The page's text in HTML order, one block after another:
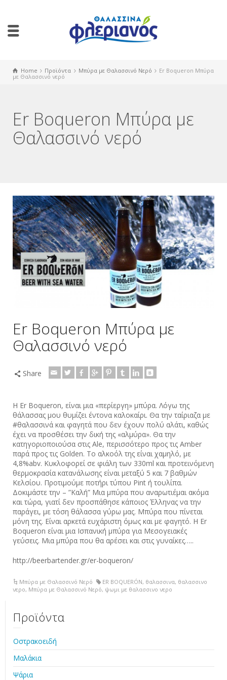
Home Προϊόντα Μπύρα με Θαλασσινό Νερό
‎Er‬ ‪Boqueron Μπύρα
με Θαλασσινό νερό
‎Er‬ ‪Boqueron Μπύρα με
Θαλασσινό νερό
‎Er‬ ‪Boqueron Μπύρα με
Θαλασσινό νερό
Share
Η ‪‎Er‬ ‪‎Boqueron‬, είναι μια «περίεργη» ‪μπύρα‬. Λόγω της
θάλασσας μου θυμίζει έντονα καλοκαίρι. Θα την ταίριαζα με
‪#‎θαλασσινά‬ και φαγητά που δεν έχουν πολύ αλάτι, καθώς
έχει να προσθέσει την δική της «αλμύρα». Θα την
κατηγοριοποιούσα στις Ale, περισσότερο προς τις Amber
παρά προς τις Golden. Το αλκοόλ της είναι χαμηλό, με
4,8%abv. Κυκλοφορεί σε φιάλη των 330ml και προτεινόμενη
θερμοκρασία κατανάλωσης είναι μεταξύ 5 και 7 βαθμών
Κελσίου. Προτιμούμε ποτήρι τύπου Pint ή τουλίπα.
Δοκιμάστε την – ”Καλή” Μια μπύρα που αναρωτιέμαι ακόμα
και τώρα, γιατί δεν προσπάθησε κάποιος Έλληνας να την
παράγει, με τόση θάλασσα γύρω μας. Μπύρα που πίνεται
μόνη της. Είναι αρκετά ευχάριστη όμως και με φαγητό. Η Er
Boqueron είναι μια Ισπανική μπύρα για ‪Μεσογειακές‬
‪‎γεύσεις‬. Μια μπύρα που θα αρέσει και στις γυναίκες…..
http://beerbartender.gr/er-boqueron/
Μπύρα με Θαλασσινό Νερό ER BOQUERÓN, θαλασσινα, θαλασσινο
νερο, Μπύρα με Θαλασσινό Νερό, ψωμι με θαλασσινο νερο
Προϊόντα
Οστρακοειδή
Μαλάκια
Ψάρια